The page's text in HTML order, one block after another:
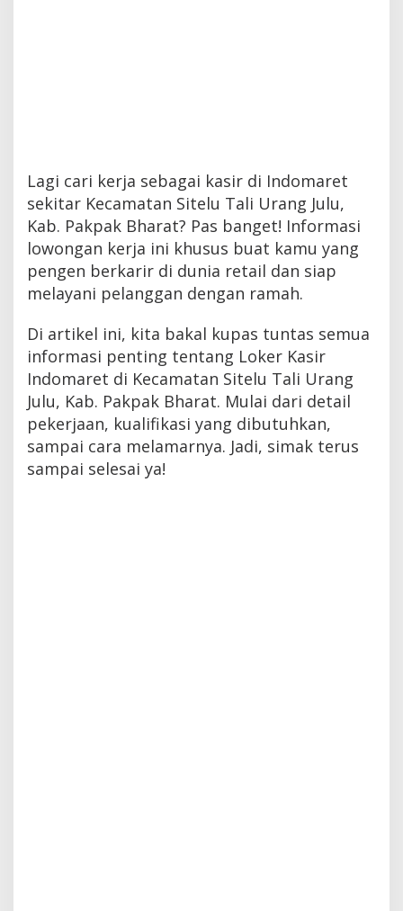
Lagi cari kerja sebagai kasir di Indomaret
sekitar Kecamatan Sitelu Tali Urang Julu,
Kab. Pakpak Bharat? Pas banget! Informasi
lowongan kerja ini khusus buat kamu yang
pengen berkarir di dunia retail dan siap
melayani pelanggan dengan ramah.
Di artikel ini, kita bakal kupas tuntas semua
informasi penting tentang Loker Kasir
Indomaret di Kecamatan Sitelu Tali Urang
Julu, Kab. Pakpak Bharat. Mulai dari detail
pekerjaan, kualifikasi yang dibutuhkan,
sampai cara melamarnya. Jadi, simak terus
sampai selesai ya!